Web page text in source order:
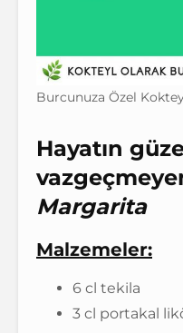
Burcunuza Özel
Hayatın
Margarita
Malzemeler:
6 cl tekila
3 cl portakal